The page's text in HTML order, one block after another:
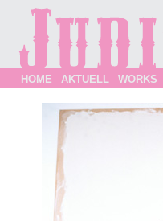
HOME AKTUELL WORKS